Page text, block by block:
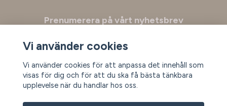
Prenumerera på vårt nyhetsbrev
Vi använder cookies
Vi använder cookies för att anpassa det innehåll som
visas för dig och för att du ska få bästa tänkbara
upplevelse när du handlar hos oss.